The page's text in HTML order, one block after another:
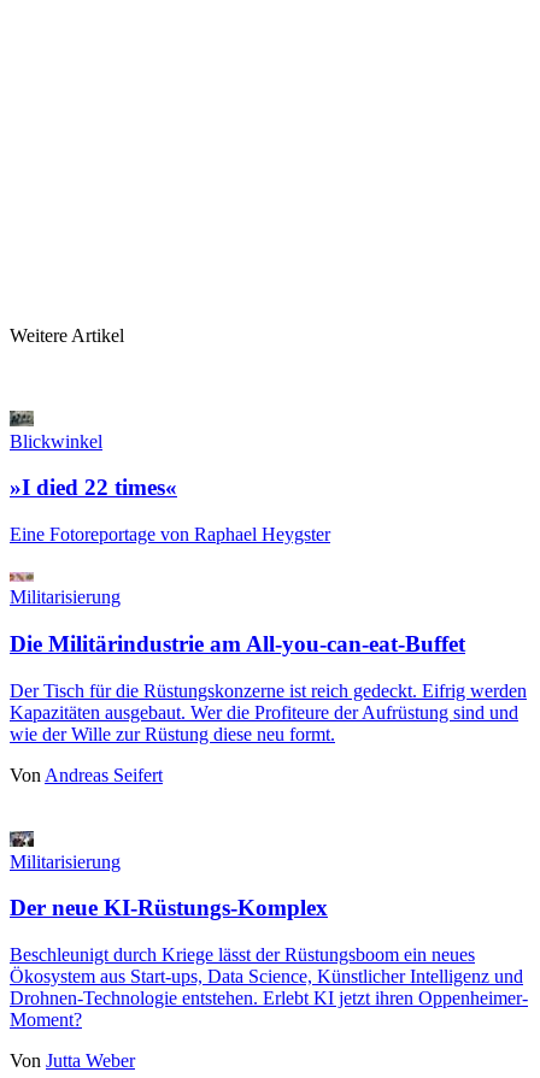
Weitere Artikel
Blickwinkel
»I died 22 times«
Eine Fotoreportage von Raphael Heygster
Militarisierung
Die Militärindustrie am All-you-can-eat-Buffet
Der Tisch für die Rüstungskonzerne ist reich gedeckt. Eifrig werden
Kapazitäten ausgebaut. Wer die Profiteure der Aufrüstung sind und
wie der Wille zur Rüstung diese neu formt.
Von Andreas Seifert
Militarisierung
Der neue KI-Rüstungs-Komplex
Beschleunigt durch Kriege lässt der Rüstungsboom ein neues
Ökosystem aus Start-ups, Data Science, Künstlicher Intelligenz und
Drohnen-Technologie entstehen. Erlebt KI jetzt ihren Oppenheimer-
Moment?
Von Jutta Weber